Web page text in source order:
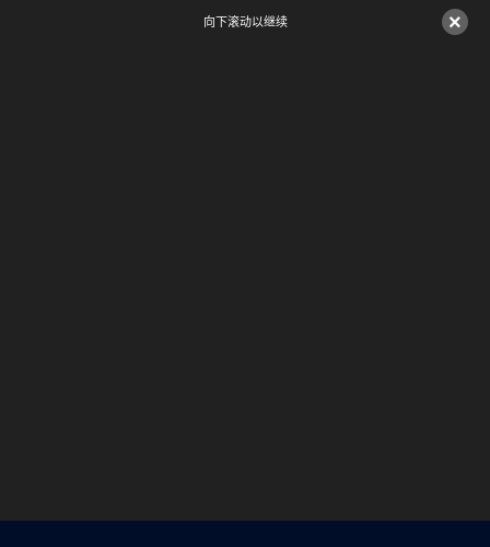
×
向下滚动以继续